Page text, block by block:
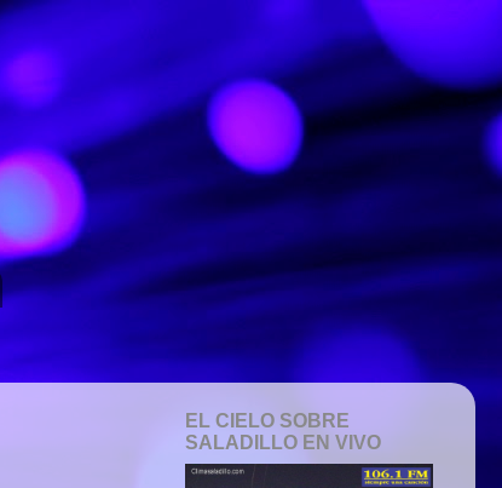
EL CIELO SOBRE
SALADILLO EN VIVO